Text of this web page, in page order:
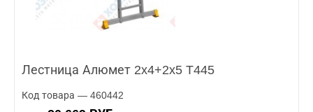
Лестница Алюмет 2x4+2x5 T445
Код товара — 460442